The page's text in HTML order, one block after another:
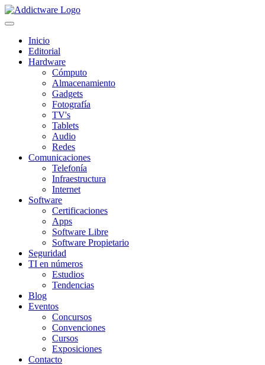
Inicio
Editorial
Hardware
Cómputo
Almacenamiento
Gadgets
Fotografía
TV's
Tablets
Audio
Redes
Comunicaciones
Telefonía
Infraestructura
Internet
Software
Certificaciones
Apps
Software Libre
Software Propietario
Seguridad
TI en números
Estudios
Tendencias
Blog
Eventos
Concursos
Convenciones
Cursos
Exposiciones
Contacto